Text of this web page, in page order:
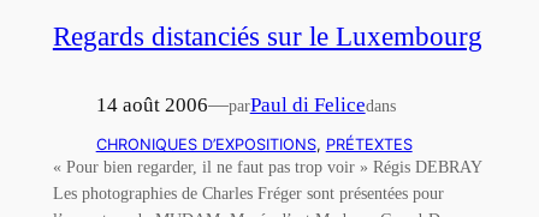
Regards distanciés sur le Luxembourg
14 août 2006—parPaul di Felicedans
CHRONIQUES D’EXPOSITIONS, PRÉTEXTES
« Pour bien regarder, il ne faut pas trop voir » Régis DEBRAY
Les photographies de Charles Fréger sont présentées pour